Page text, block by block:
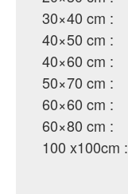
30×40 cm :
40×50 cm :
40×60 cm :
50×70 cm :
60×60 cm :
60×80 cm :
100 x100cm :